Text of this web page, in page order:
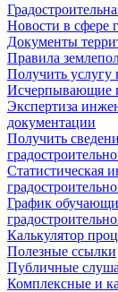
Новости в сфере
Документы
Правила
Получить услугу
Исчерпывающие
Экспертиза
документации
Получить
Статистическая
График
Калькулятор
Полезные ссылки
Публичные
Комплексные и